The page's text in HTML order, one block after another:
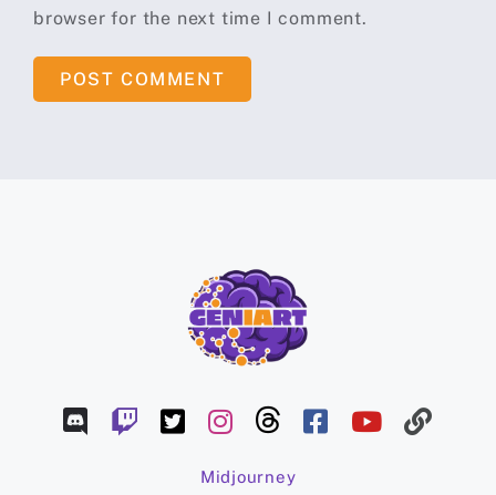
browser for the next time I comment.
Midjourney